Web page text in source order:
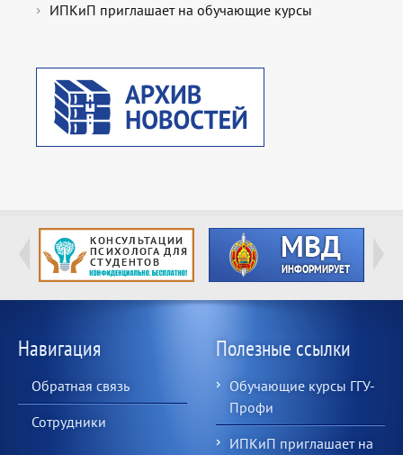
ИПКиП приглашает на обучающие курсы
Навигация
Обратная связь
Сотрудники
Полезные ссылки
Обучающие курсы ГГУ-
Профи
ИПКиП приглашает на